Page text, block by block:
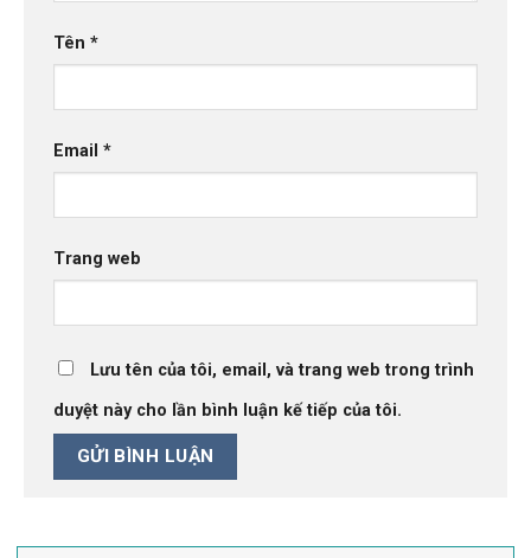
Tên *
Email *
Trang web
Lưu tên của tôi, email, và trang web trong trình
duyệt này cho lần bình luận kế tiếp của tôi.